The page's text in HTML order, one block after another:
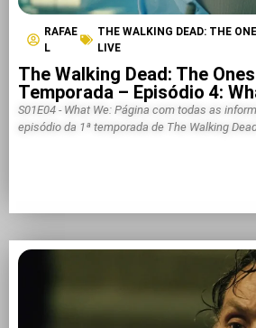
RAFAE
L
THE WALKING DEAD: THE
LIVE
The Walking Dead: The
Temporada – Episódio 4:
S01E04 - What We: Página com todas as
episódio da 1ª temporada de The Walking